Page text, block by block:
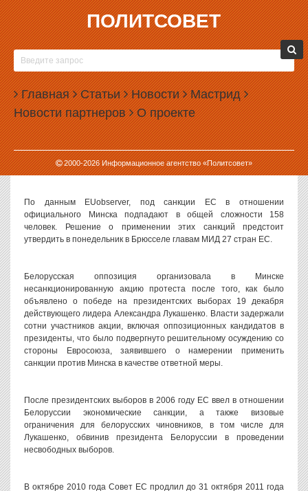
ПОЛИТСОВЕТ
Главная Статьи Новости Мастрид
Новости партнеров О проекте
2000-2026Информационное агентство «Политсовет»
31.01.2011, 12:07
СЫНОВЬЯ АЛЕКСАНДРА ЛУКАШЕНКО
ЗАНЕСЕНЫ В ЧЕРНЫЙ СПИСОК ЕС
Виктор и Дмитрий Лукашенко — сыновья президента Белоруссии
Александра Лукашенко — внесены в черный список белорусских
госчиновников, которым Европейский союз (ЕС) намерен
запретить въезд в страны сообщества, а также заморозить их
финансовые авуары при наличии таковых, передает РИА
«Новости» со ссылкой на интернет-ресурс EUobserver.
По данным EUobserver, под санкции ЕС в отношении
официального Минска подпадают в общей сложности 158
человек. Решение о применении этих санкций предстоит
утвердить в понедельник в Брюсселе главам МИД 27 стран ЕС.
Белорусская оппозиция организовала в Минске
несанкционированную акцию протеста после того, как было
объявлено о победе на президентских выборах 19 декабря
действующего лидера Александра Лукашенко. Власти задержали
сотни участников акции, включая оппозиционных кандидатов в
президенты, что было подвергнуто решительному осуждению со
стороны Евросоюза, заявившего о намерении применить
санкции против Минска в качестве ответной меры.
После президентских выборов в 2006 году ЕС ввел в отношении
Белоруссии экономические санкции, а также визовые
ограничения для белорусских чиновников, в том числе для
Лукашенко, обвинив президента Белоруссии в проведении
несвободных выборов.
В октябре 2010 года Совет ЕС продлил до 31 октября 2011 года